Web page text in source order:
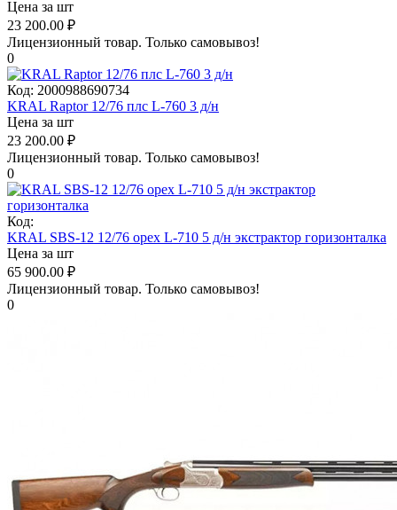
Цена за шт
23 200.00 ₽
Лицензионный товар. Только самовывоз!
0
Код: 2000988690734
KRAL Raptor 12/76 плс L-760 3 д/н
Цена за шт
23 200.00 ₽
Лицензионный товар. Только самовывоз!
0
Код:
KRAL SBS-12 12/76 орех L-710 5 д/н экстрактор горизонталка
Цена за шт
65 900.00 ₽
Лицензионный товар. Только самовывоз!
0